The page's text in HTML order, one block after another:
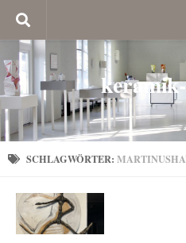
SCHLAGWÖRTER: